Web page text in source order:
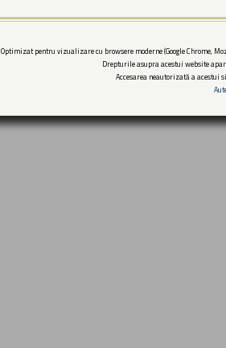
Optimizat pentru vizualizare cu browsere moderne (Google Chrome,
Drepturile asupra acestui website
Accesarea neautorizată a acestui